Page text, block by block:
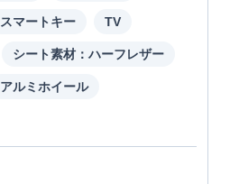
スマートキー TV
シート素材：ハーフレザー
アルミホイール